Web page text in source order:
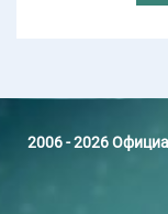
2006 - 2026